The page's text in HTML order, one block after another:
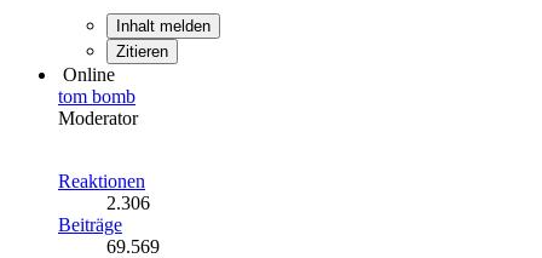
Inhalt melden
Zitieren
Online
tom bomb
Moderator
Reaktionen
2.306
Beiträge
69.569